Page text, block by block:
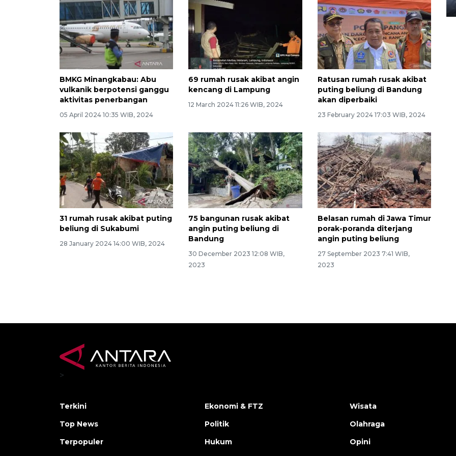
BMKG Minangkabau: Abu
vulkanik berpotensi ganggu
aktivitas penerbangan
05 April 2024 10:35 WIB, 2024
69 rumah rusak akibat angin
kencang di Lampung
12 March 2024 11:26 WIB, 2024
Ratusan rumah rusak akibat
puting beliung di Bandung
akan diperbaiki
23 February 2024 17:03 WIB, 2024
31 rumah rusak akibat puting
beliung di Sukabumi
28 January 2024 14:00 WIB, 2024
75 bangunan rusak akibat
angin puting beliung di
Bandung
30 December 2023 12:08 WIB,
2023
Belasan rumah di Jawa Timur
porak-poranda diterjang
angin puting beliung
27 September 2023 7:41 WIB,
2023
08 February 2024 15:30 WIB, 2024
>
Terkini
Top News
Terpopuler
Ekonomi & FTZ
Politik
Hukum
Wisata
Olahraga
Opini